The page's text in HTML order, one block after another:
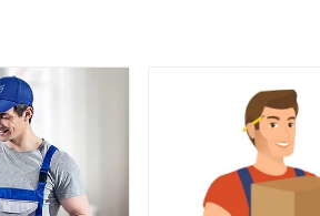
конструкции.